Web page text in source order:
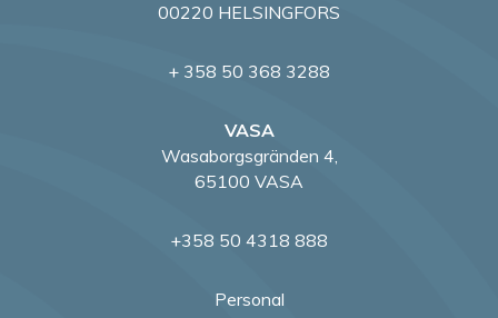
00220 HELSINGFORS
+ 358 50 368 3288
VASA
Wasaborgsgränden 4,
65100 VASA
+358 50 4318 888
Personal